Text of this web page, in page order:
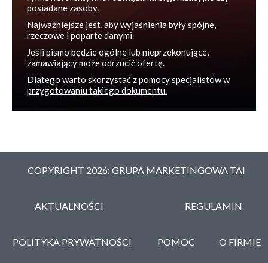
Najważniejsze jest, aby wyjaśnienia były spójne,
rzeczowe i poparte danymi.
Jeśli pismo będzie ogólne lub nieprzekonujące,
zamawiający może odrzucić ofertę.
Dlatego warto skorzystać zpomocy specjalistów w
przygotowaniu takiego dokumentu.
COPYRIGHT 2026: GRUPA MARKETINGOWA TAI